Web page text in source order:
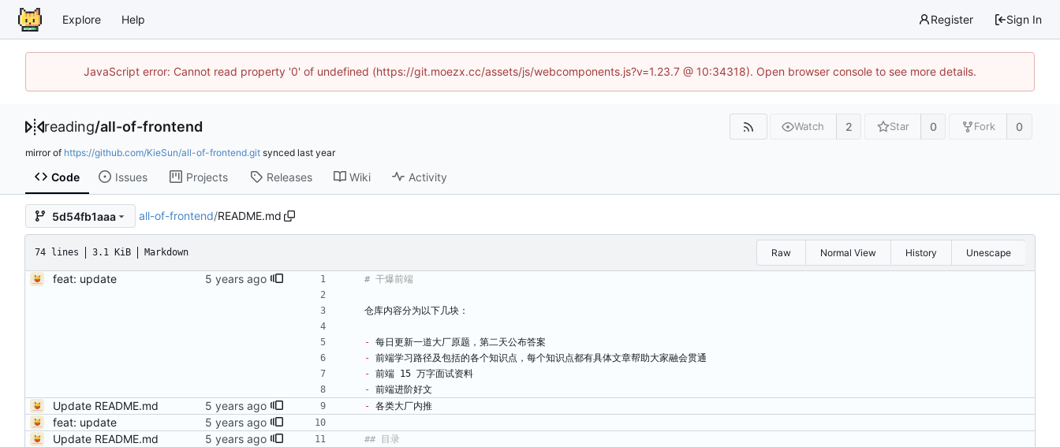
Explore Help Register Sign In
JavaScript error: Cannot read property '0' of undefined (https://git.moezx.cc/assets/js/webcomponents.js?v=1.23.7 @ 10:34318). Open browser console to see more details.
reading/all-of-frontend Watch 2 Star 0 Fork 0
mirror of https://github.com/KieSun/all-of-frontend.git synced
Code Issues Projects Releases Wiki Activity
5d54fb1aaa all-of-frontend/README.md
74 lines 3.1 KiB Markdown Raw Normal View History Unescape
feat: update
仓库内容分为以下几块：
- 每日更新一道大厂原题，第二天公布答案
- 前端学习路径及包括的各个知识点，每个知识点都有具体文章帮助大家融会贯通
- 前端 15 万字面试资料
- 前端进阶好文
Update README.md - 各类大厂内推
feat: update
Update README.md